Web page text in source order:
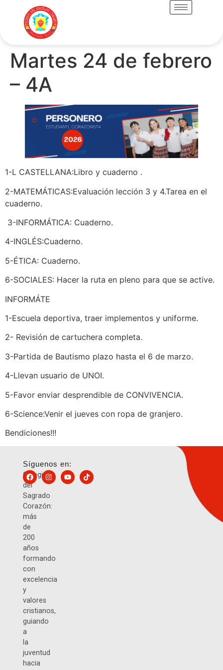
Martes 24 de febrero
– 4A
1-L CASTELLANA:Libro y cuaderno .
2-MATEMÁTICAS:Evaluación lección 3 y 4.Tarea en el
cuaderno.
3-INFORMÁTICA: Cuaderno.
4-INGLÉS:Cuaderno.
5-ÉTICA: Cuaderno.
6-SOCIALES: Hacer la ruta en pleno para que se active.
INFORMÁTE
1-Escuela deportiva, traer implementos y uniforme.
2- Revisión de cartuchera completa.
3-Partida de Bautismo plazo hasta el 6 de marzo.
4-Llevan usuario de UNOI.
5-Favor enviar desprendible de CONVIVENCIA.
6-Science:Venir el jueves con ropa de granjero.
Bendiciones!!!
Colegio
del
Sagrado
Corazón:
más
de
200
años
formando
con
excelencia
y
valores
cristianos,
guiando
a
la
juventud
hacia
Síguenos en: